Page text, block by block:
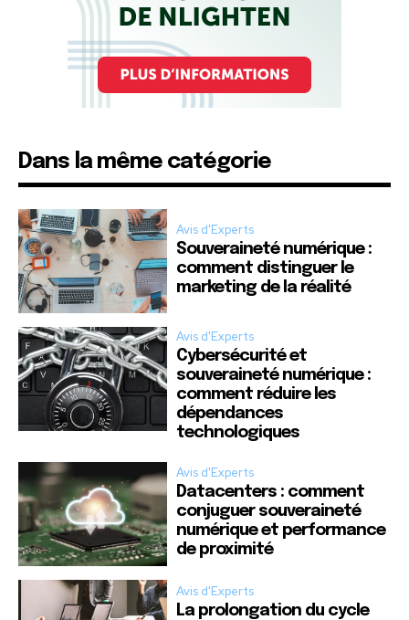
Dans la même catégorie
Avis d'Experts
Souveraineté numérique :
comment distinguer le
marketing de la réalité
Avis d'Experts
Cybersécurité et
souveraineté numérique :
comment réduire les
dépendances
technologiques
Avis d'Experts
Datacenters : comment
conjuguer souveraineté
numérique et performance
de proximité
Avis d'Experts
La prolongation du cycle